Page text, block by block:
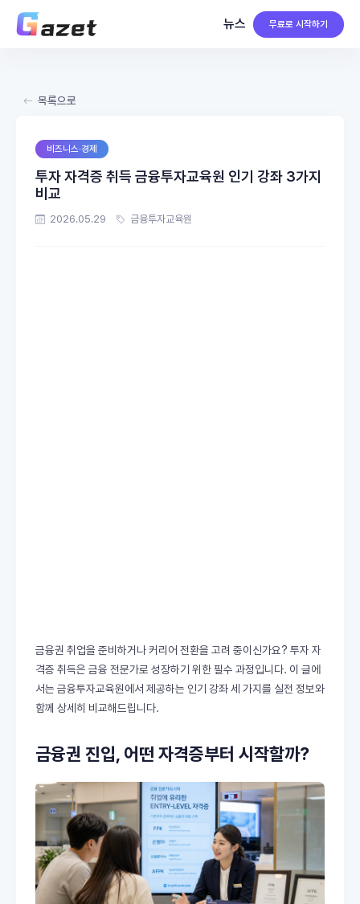
뉴스 무료로 시작하기
목록으로
비즈니스·경제
투자 자격증 취득 금융투자교육원 인기 강좌 3가지
비교
2026.05.29 금융투자교육원
금융권 취업을 준비하거나 커리어 전환을 고려 중이신가요? 투자 자
격증 취득은 금융 전문가로 성장하기 위한 필수 과정입니다. 이 글에
서는 금융투자교육원에서 제공하는 인기 강좌 세 가지를 실전 정보와
함께 상세히 비교해드립니다.
금융권 진입, 어떤 자격증부터 시작할까?